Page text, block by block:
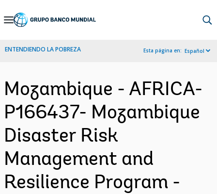
Skip
Navigation
ENTENDIENDO LA POBREZA Esta página en: Español
Mozambique - AFRICA-
P166437- Mozambique
Disaster Risk
Management and
Resilience Program -